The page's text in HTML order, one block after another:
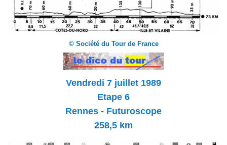
© Société du Tour de France
Vendredi 7 juillet 1989
Etape 6
Rennes - Futuroscope
258,5 km